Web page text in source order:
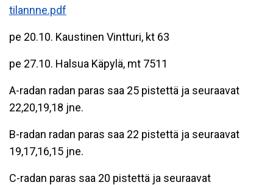
tilannne.pdf
pe 20.10. Kaustinen Vintturi, kt 63
pe 27.10. Halsua Käpylä, mt 7511
A-radan radan paras saa 25 pistettä ja seuraavat
22,20,19,18 jne.
B-radan radan paras saa 22 pistettä ja seuraavat
19,17,16,15 jne.
C-radan paras saa 20 pistettä ja seuraavat